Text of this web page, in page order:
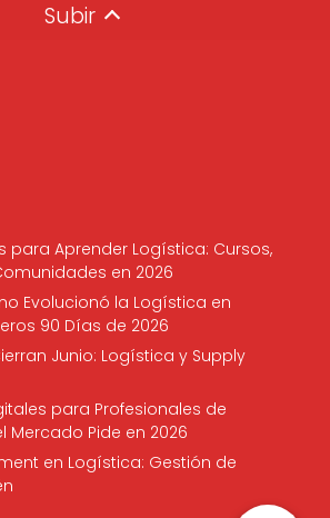
Subir
para Aprender Logística: Cursos,
en 2026
Evolucionó la Logística en
90 Días de 2026
Junio: Logística y Supply
para Profesionales de
Mercado Pide en 2026
en Logística: Gestión de